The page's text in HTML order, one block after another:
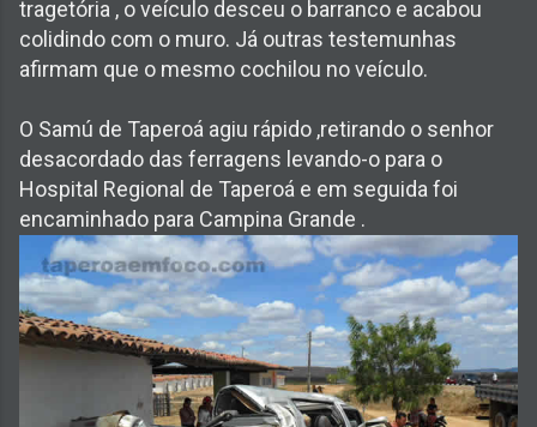
tragetória , o veículo desceu o barranco e acabou
colidindo com o muro. Já outras testemunhas
afirmam que o mesmo cochilou no veículo.
O Samú de Taperoá agiu rápido ,retirando o senhor
desacordado das ferragens levando-o para o
Hospital Regional de Taperoá e em seguida foi
encaminhado para Campina Grande .